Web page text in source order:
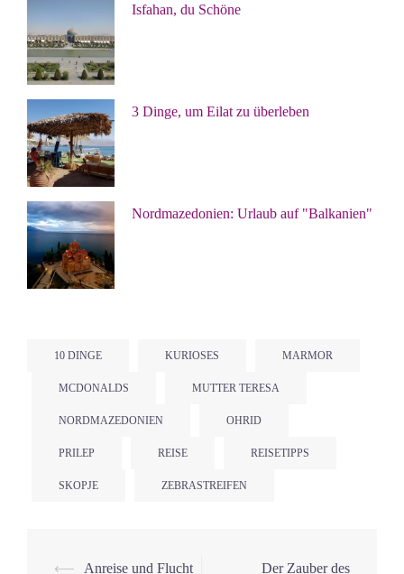
Isfahan, du Schöne
3 Dinge, um Eilat zu überleben
Nordmazedonien: Urlaub auf "Balkanien"
10 DINGE KURIOSES MARMOR
MCDONALDS MUTTER TERESA
NORDMAZEDONIEN OHRID
PRILEP REISE REISETIPPS
SKOPJE ZEBRASTREIFEN
Beitrags-
⟵ Anreise und Flucht Der Zauber des